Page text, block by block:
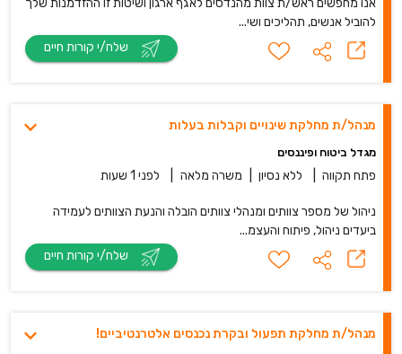
להוביל אנשים, תהליכים ושי...
מנהל/ת מחלקת שינויים וקבלות בעלות
מגדל ביטוח ופיננסים
פתח תקווה ללא נסיון משרה מלאה לפני 1 שעות
ניהול של מספר צוותים ומנהלי צוותים הובלה והנעת הצוותים לעמידה
ביעדים ניהול, פיתוח והעצמ...
מנהל/ת מחלקת תפעול ובקרת נכנסים אלטרנטיביים!